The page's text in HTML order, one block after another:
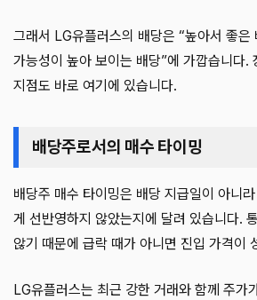
그래서 LG유플러스의 배당은 “높아서 좋은
가능성이 높아 보이는 배당”에 가깝습니다.
지점도 바로 여기에 있습니다.
배당주로서의 매수 타이밍
배당주 매수 타이밍은 배당 지급일이 아니
게 선반영하지 않았는지에 달려 있습니다.
않기 때문에 급락 때가 아니면 진입 가격이
LG유플러스는 최근 강한 거래와 함께 주가